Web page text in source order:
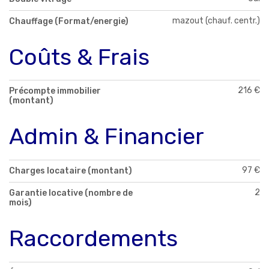
Chauffage (Format/energie) mazout (chauf. centr.)
Coûts & Frais
Précompte immobilier
(montant)
216 €
Admin & Financier
Charges locataire (montant) 97 €
Garantie locative (nombre de
mois)
2
Raccordements